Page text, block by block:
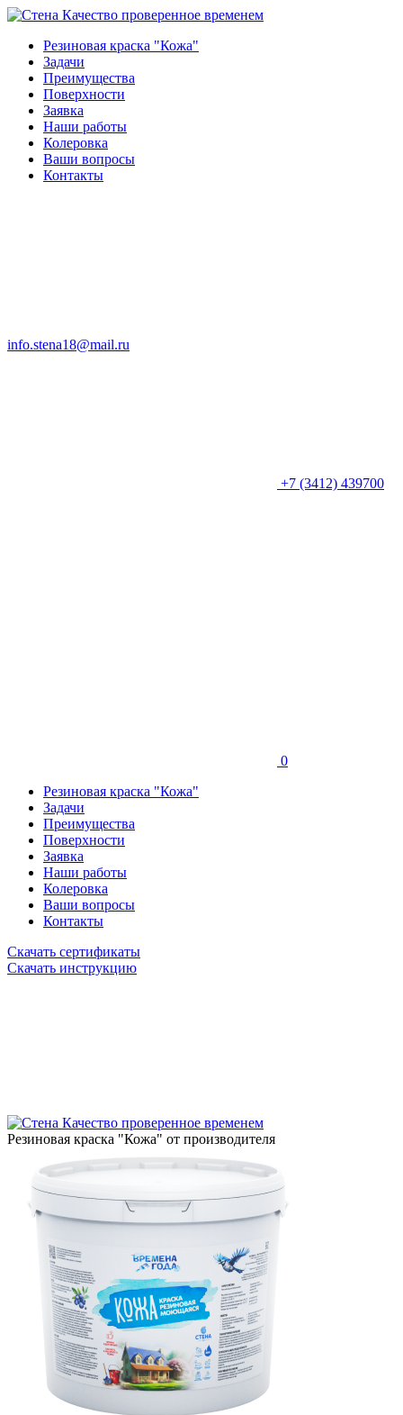
Качество проверенное временем
Резиновая краска "Кожа"
Задачи
Преимущества
Поверхности
Заявка
Наши работы
Колеровка
Ваши вопросы
Контакты
info.stena18@mail.ru
+7 (3412) 439700
0
Резиновая краска "Кожа"
Задачи
Преимущества
Поверхности
Заявка
Наши работы
Колеровка
Ваши вопросы
Контакты
Скачать сертификаты
Скачать инструкцию
Качество проверенное временем
Резиновая краска "Кожа" от производителя